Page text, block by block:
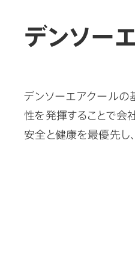
デンソー
デンソーエアクールの
性を発揮することで会
安全と健康を最優先し